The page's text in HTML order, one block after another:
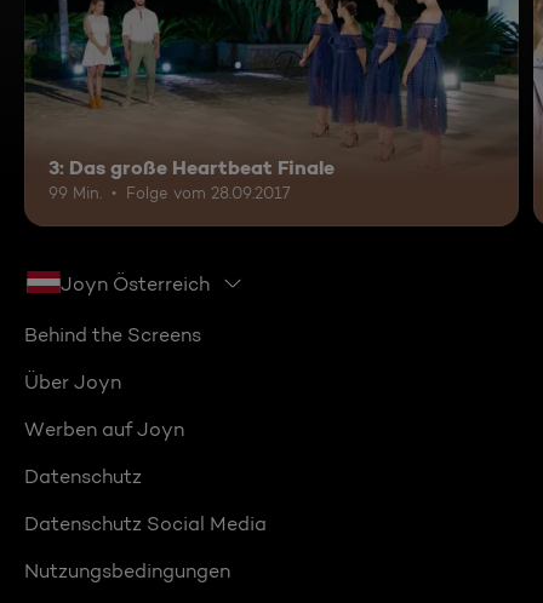
3: Das große Heartbeat Finale
99 Min. Folge vom 28.09.2017
Joyn Österreich
Behind the Screens
Über Joyn
Werben auf Joyn
Datenschutz
Datenschutz Social Media
Nutzungsbedingungen